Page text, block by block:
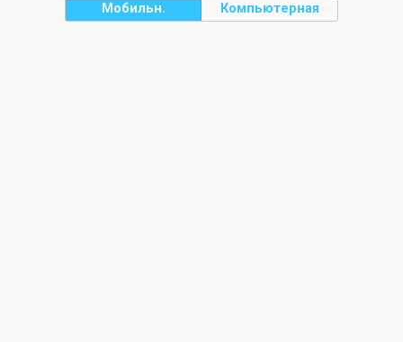
Мобильн. Компьютерная